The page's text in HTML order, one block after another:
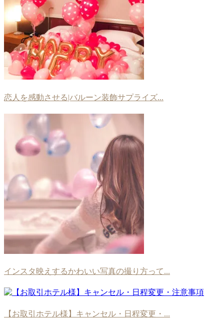
恋人を感動させる|バルーン装飾サプライズ...
インスタ映えするかわいい写真の撮り方って...
【お取引ホテル様】キャンセル・日程変更・...